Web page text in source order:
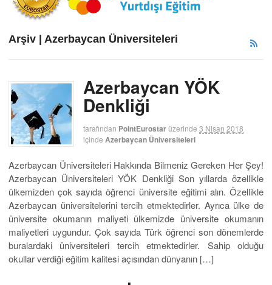
Arşiv | Azerbaycan Üniversiteleri
Azerbaycan YÖK
Denkliği
tarafından PointEurostarüzerinde 3 Nisan 2018
içinde Azerbaycan Üniversiteleri
Azerbaycan Üniversiteleri Hakkında Bilmeniz Gereken Her Şey!
Azerbaycan Üniversiteleri YÖK Denkliği Son yıllarda özellikle
ülkemizden çok sayıda öğrenci üniversite eğitimi alın. Özellikle
Azerbaycan üniversitelerini tercih etmektedirler. Ayrıca ülke de
üniversite okumanın maliyeti ülkemizde üniversite okumanın
maliyetleri uygundur. Çok sayıda Türk öğrenci son dönemlerde
buralardaki üniversiteleri tercih etmektedirler. Sahip olduğu
okullar verdiği eğitim kalitesi açısından dünyanın […]